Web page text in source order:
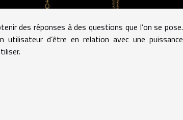
des réponses à des questions que l’on se pose.
d’être en relation avec une puissance